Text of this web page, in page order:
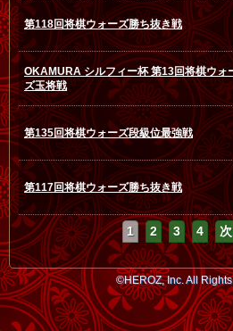
第118回将棋ウォーズ勝ち抜き戦
OKAMURA シルフィー杯 第13回将棋ウォ
ズ玉将戦
第135回将棋ウォーズ段級位最強戦
第117回将棋ウォーズ勝ち抜き戦
1 2 3 4 次
©HEROZ, Inc. All